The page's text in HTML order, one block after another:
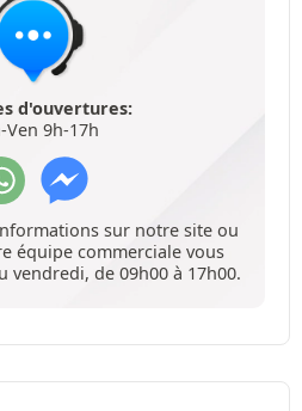
d'ouvertures:
Ven 9h-17h
sur notre site ou
équipe commerciale vous
vendredi, de 09h00 à 17h00.